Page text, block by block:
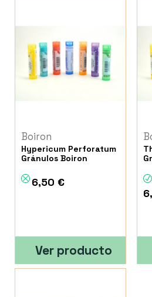
Boiron
Hypericum Perforatum
Gránulos Boiron
6,50 €
Ver producto